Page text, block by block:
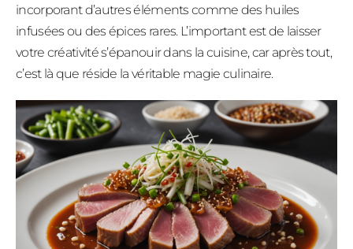
incorporant d’autres éléments comme des huiles
infusées ou des épices rares. L’important est de laisser
votre créativité s’épanouir dans la cuisine, car après tout,
c’est là que réside la véritable magie culinaire.